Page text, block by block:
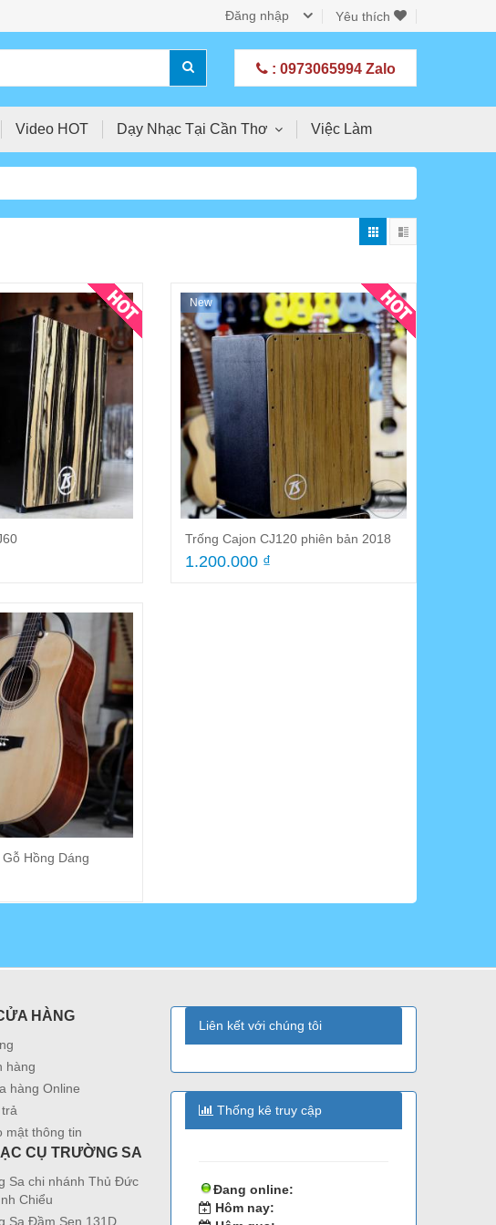
Đăng nhập Yêu thích
: 0973065994 Zalo
Video HOT Dạy Nhạc Tại Cần Thơ Việc Làm
gỗ Sáo Recorder Yamaha YRS-24B
135.000 ₫
Guitar Acoustic HD180A 2024
1.800.000 ₫
New
Trống Cajon CJ120 phiên bản 2018
1.200.000 ₫
Hồng Dáng
HÀNG
hàng
hàng Online
mật thông tin
CỤ TRƯỜNG SA
Sa chi nhánh Thủ Đức
Chiểu
Sa Đầm Sen 131D
Liên kết với chúng tôi
Thống kê truy cập
Đang online:
Hôm nay: